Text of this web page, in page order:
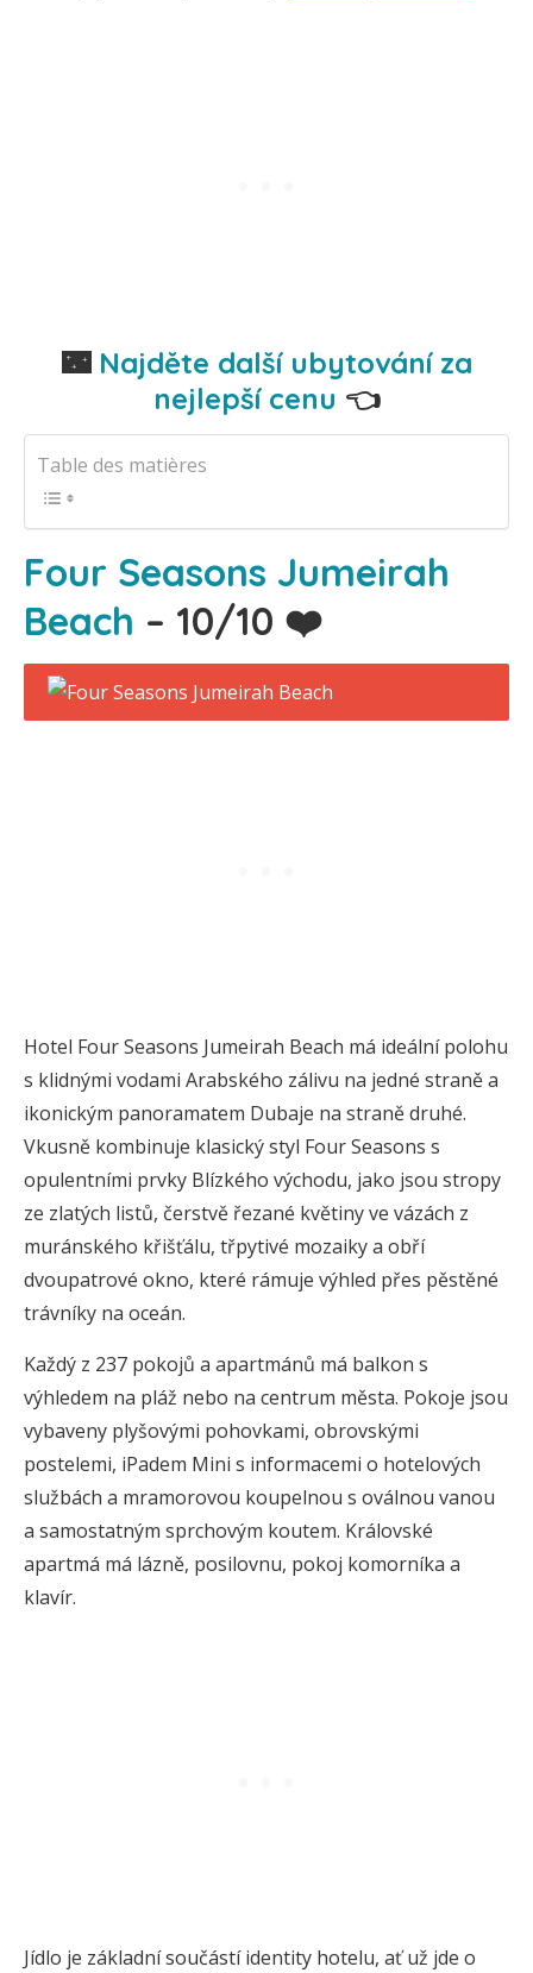
🌃 Najděte další ubytování za
nejlepší cenu 👈
Table des matières
Four Seasons Jumeirah
Beach – 10/10 ❤️
Hotel Four Seasons Jumeirah Beach má ideální polohu
s klidnými vodami Arabského zálivu na jedné straně a
ikonickým panoramatem Dubaje na straně druhé.
Vkusně kombinuje klasický styl Four Seasons s
opulentními prvky Blízkého východu, jako jsou stropy
ze zlatých listů, čerstvě řezané květiny ve vázách z
muránského křišťálu, třpytivé mozaiky a obří
dvoupatrové okno, které rámuje výhled přes pěstěné
trávníky na oceán.
Každý z 237 pokojů a apartmánů má balkon s
výhledem na pláž nebo na centrum města. Pokoje jsou
vybaveny plyšovými pohovkami, obrovskými
postelemi, iPadem Mini s informacemi o hotelových
službách a mramorovou koupelnou s oválnou vanou
a samostatným sprchovým koutem. Královské
apartmá má lázně, posilovnu, pokoj komorníka a
klavír.
Jídlo je základní součástí identity hotelu, ať už jde o